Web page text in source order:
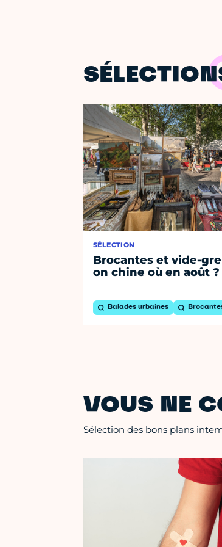
SÉLECTION
Brocantes et vide-
on chine où en août ?
Balades urbaines
VOUS NE
Sélection des bons plans